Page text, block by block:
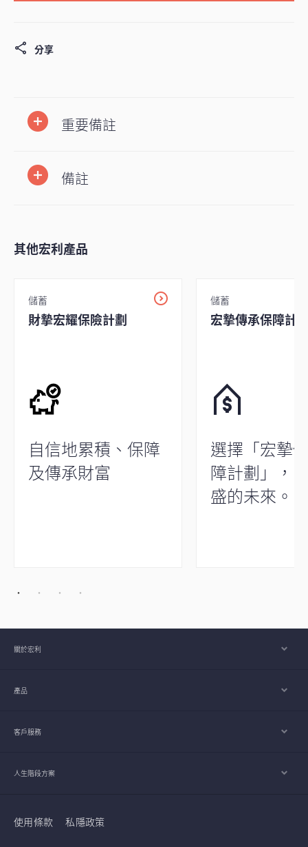
分享
重要備註
備註
其他宏利產品
儲蓄
財摯宏耀保險計劃
自信地累積、保障
及傳承財富
儲蓄
宏摯傳承保障計
選擇「宏摯
障計劃」，
盛的未來。
關於宏利
產品
客戶服務
人生階段方案
使用條款 私隱政策